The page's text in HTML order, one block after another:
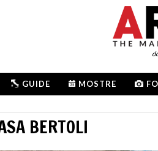
GUIDE MOSTRE
BERTOLI